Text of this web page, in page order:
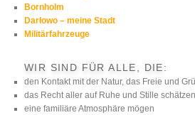
Bornholm
Darłowo – meine Stadt
Militärfahrzeuge
WIR SIND FÜR ALLE, DIE:
den Kontakt mit der Natur, das Freie und
das Recht aller auf Ruhe und Stille schätzen
eine familiäre Atmosphäre mögen